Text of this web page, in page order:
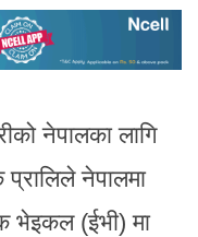
नेपालका लागि
नेपालमा
भेइकल (ईभी) मा